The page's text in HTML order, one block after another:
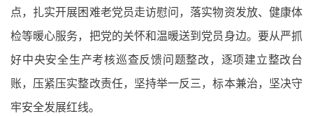
点，扎实开展困难老党员走访慰问，落实物资发放、健康体
检等暖心服务，把党的关怀和温暖送到党员身边。要从严抓
好中央安全生产考核巡查反馈问题整改，逐项建立整改台
账，压紧压实整改责任，坚持举一反三，标本兼治，坚决守
牢安全发展红线。